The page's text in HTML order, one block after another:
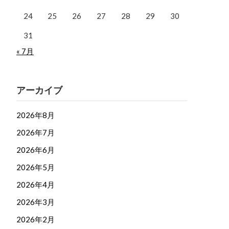
24 25 26 27 28 29 30
31
« 7月
アーカイブ
2026年8月
2026年7月
2026年6月
2026年5月
2026年4月
2026年3月
2026年2月